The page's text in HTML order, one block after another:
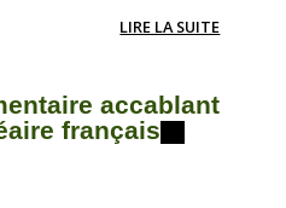
LIRE LA SUITE
accablant
français